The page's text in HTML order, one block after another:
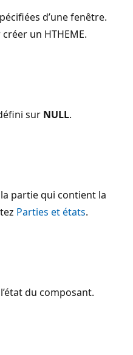
d’une fenêtre.
un HTHEME.
sur NULL.
partie qui contient la
Parties et états.
du composant.